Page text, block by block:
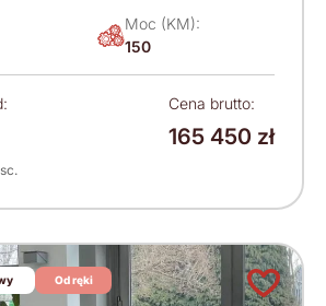
Moc (KM):
150
Cena brutto:
165 450 zł
Od ręki